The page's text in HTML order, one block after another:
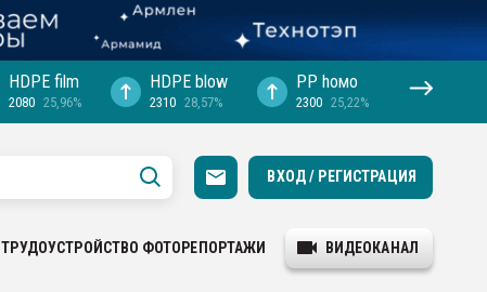
HDPE film
2080 25,96%
HDPE blow
2310 28,57%
PP hомо
2300 25,22%
ВХОД / РЕГИСТРАЦИЯ
ТРУДОУСТРОЙСТВО ФОТОРЕПОРТАЖИ ВИДЕОКАНАЛ